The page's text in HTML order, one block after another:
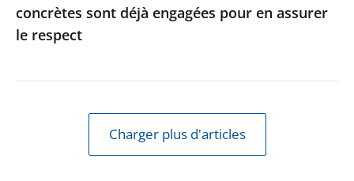
actions
concrètes
concrètes sont déjà engagées pour en assurer
le respect
Charger plus d'articles